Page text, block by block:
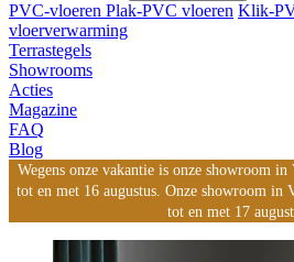
PVC-vloeren Plak-PVC vloeren Klik-
vloerverwarming
Terrastegels
Showrooms
Acties
Magazine
FAQ
Blog
Wegens onze vakantie is onze showroom
tot en met 16 augustus. Onze showroom in
tot en met 17